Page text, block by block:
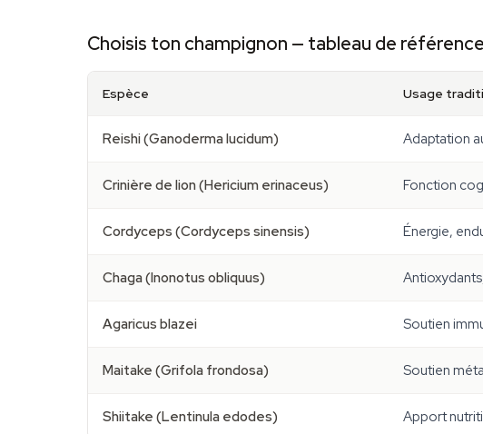
Choisis ton champignon — tableau de référence
Espèce Usage
Reishi (Ganoderma lucidum) Adaptation
Crinière de lion (Hericium erinaceus) Fonction
Cordyceps (Cordyceps sinensis) Énergie,
Chaga (Inonotus obliquus)
Agaricus blazei Soutien
Maitake (Grifola frondosa) Soutien
Shiitake (Lentinula edodes) Apport